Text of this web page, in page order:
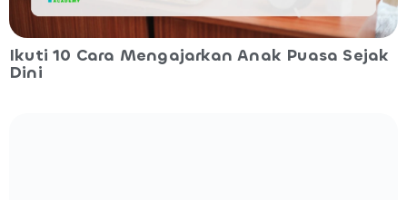
Ikuti 10 Cara Mengajarkan Anak Puasa Sejak
Dini